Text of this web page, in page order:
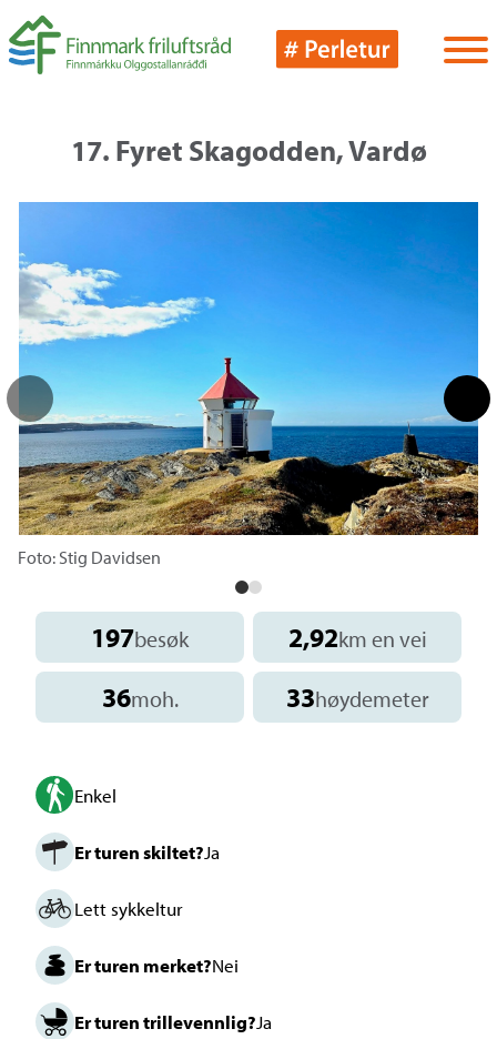
17. Fyret Skagodden, Vardø
Foto: Stig Davidsen
197besøk 2,92km en vei
36moh. 33høydemeter
Enkel
Er turen skiltet?Ja
Lett sykkeltur
Er turen merket?Nei
Er turen trillevennlig?Ja